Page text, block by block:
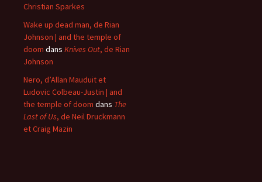
Christian Sparkes
Wake up dead man, de Rian
Johnson | and the temple of
doom dans Knives Out, de Rian
Johnson
Nero, d’Allan Mauduit et
Ludovic Colbeau-Justin | and
the temple of doom dans The
Last of Us, de Neil Druckmann
et Craig Mazin